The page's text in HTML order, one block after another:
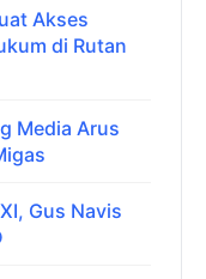
Akses
di Rutan
Media Arus
Gus Navis